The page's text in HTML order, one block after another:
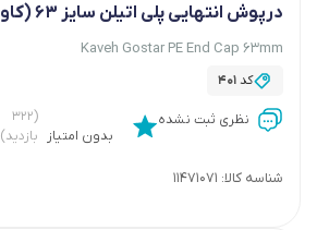
درپوش انتهایی پلی اتیلن سایز 63 (کاوه گستر)
Kaveh Gostar PE End Cap 63mm
کد401
نظری ثبت نشده
بدون امتیاز
(۳۲۲
بازدید)
شناسه کالا: 11471071